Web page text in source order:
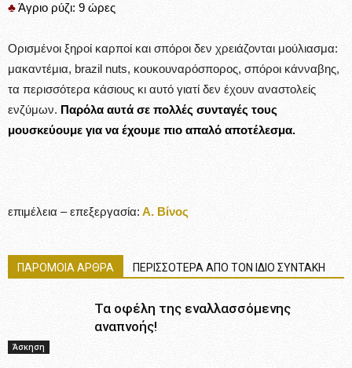
♣Άγριο ρύζι: 9 ώρες
Ορισμένοι ξηροί καρποί και σπόροι δεν χρειάζονται μούλιασμα:
μακαντέμια, brazil nuts, κουκουναρόσπορος, σπόροι κάνναβης,
τα περισσότερα κάσιους κι αυτό γιατί δεν έχουν αναστολείς
ενζύμων. Παρόλα αυτά σε πολλές συνταγές τους
μουσκεύουμε για να έχουμε πιο απαλό αποτέλεσμα.
επιμέλεια – επεξεργασία: Α. Βίνος
ΠΑΡΟΜΟΙΑ ΑΡΘΡΑ ΠΕΡΙΣΣΟΤΕΡΑ ΑΠΟ ΤΟΝ ΙΔΙΟ ΣΥΝΤΑΚΗ
Άσκηση
Τα οφέλη της εναλλασσόμενης
αναπνοής!